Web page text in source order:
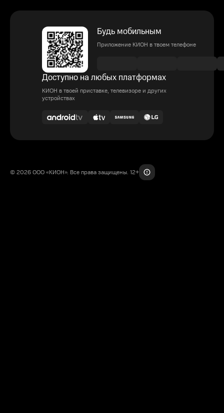
Будь мобильным
Приложение КИОН в твоем телефоне
Доступно на любых платформах
КИОН в твоей приставке, телевизоре и других
устройствах
© 2026 ООО «КИОН». Все права защищены. 12+